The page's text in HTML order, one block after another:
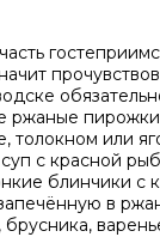
ржаные
толокном или
с красной
блинчики с
в